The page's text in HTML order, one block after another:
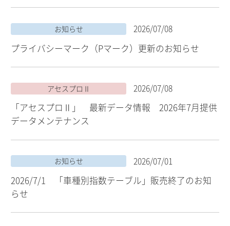
お知らせ 2026/07/08
プライバシーマーク（Pマーク）更新のお知らせ
アセスプロⅡ 2026/07/08
「アセスプロⅡ」 最新データ情報 2026年7月提供
データメンテナンス
お知らせ 2026/07/01
2026/7/1 「車種別指数テーブル」販売終了のお知
らせ